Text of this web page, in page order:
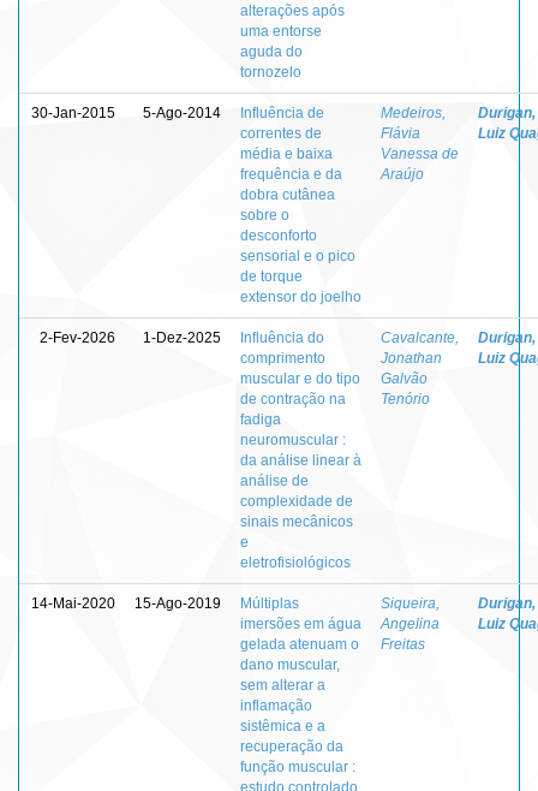
alterações após
uma entorse
aguda do
tornozelo
30-Jan-2015 5-Ago-2014
Influência de
correntes de
média e baixa
frequência e da
dobra cutânea
sobre o
desconforto
sensorial e o pico
de torque
extensor do joelho
Medeiros,
Flávia
Vanessa de
Araújo
Luiz
2-Fev-2026 1-Dez-2025
Influência do
comprimento
muscular e do tipo
de contração na
fadiga
neuromuscular :
da análise linear à
análise de
complexidade de
sinais mecânicos
e
eletrofisiológicos
Cavalcante,
Jonathan
Galvão
Tenório
Luiz
14-Mai-2020 15-Ago-2019
Múltiplas
imersões em água
gelada atenuam o
dano muscular,
sem alterar a
inflamação
sistêmica e a
recuperação da
função muscular :
estudo controlado,
Siqueira,
Angelina
Freitas
Luiz